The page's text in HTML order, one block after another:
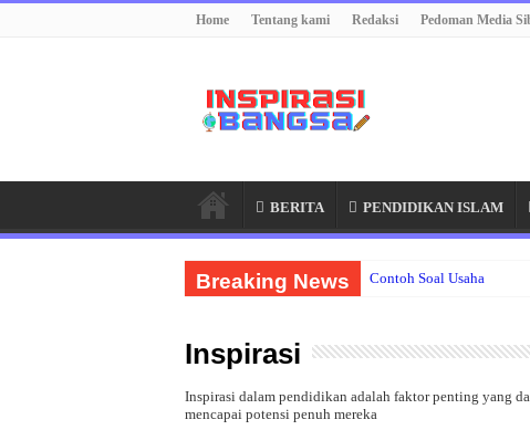
Home Tentang kami Redaksi Pedoman Media
BERITA PENDIDIKAN ISLAM
Breaking News Contoh Soal Usaha
Inspirasi
Inspirasi dalam pendidikan adalah faktor penting yang
mencapai potensi penuh mereka